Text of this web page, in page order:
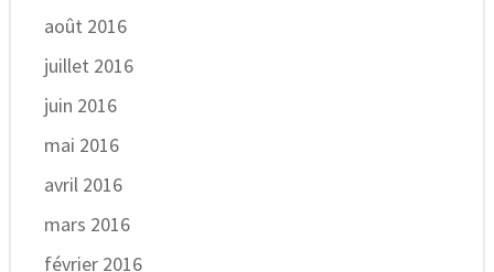
août 2016
juillet 2016
juin 2016
mai 2016
avril 2016
mars 2016
février 2016